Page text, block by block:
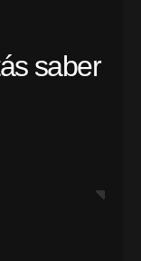
ás saber